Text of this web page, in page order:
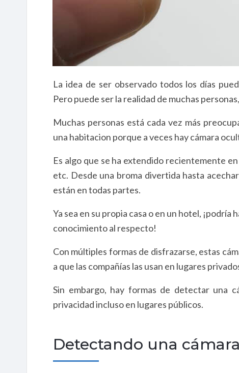
La idea de ser observado todos los días
Pero puede ser la realidad de muchas
Muchas personas está cada vez más
una habitacion porque a veces hay cámara
Es algo que se ha extendido recientemente
etc. Desde una broma divertida hasta
están en todas partes.
Ya sea en su propia casa o en un hotel,
conocimiento al respecto!
Con múltiples formas de disfrazarse, estas
a que las compañías las usan en lugares
Sin embargo, hay formas de detectar una
privacidad incluso en lugares públicos.
Detectando una